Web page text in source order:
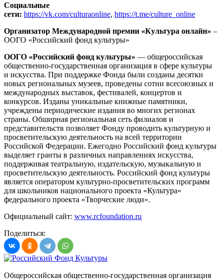
Социальные
сети: https://vk.com/culturaonline, https://t.me/culture_online
Организатор Международной премии «Культура онлайн» –
ООГО «Российский фонд культуры»
ООГО «Российский фонд культуры» — общероссийская
общественно-государственная организация в сфере культуры
и искусства. При поддержке Фонда были созданы десятки
новых региональных музеев, проведены сотни всесоюзных и
международных выставок, фестивалей, концертов и
конкурсов. Изданы уникальные книжные памятники,
учреждены периодические издания во многих регионах
страны. Обширная региональная сеть филиалов и
представительств позволяет Фонду проводить культурную и
просветительскую деятельность на всей территории
Российской Федерации. Ежегодно Российский фонд культуры
выделяет гранты в различных направлениях искусства,
поддерживая театральную, издательскую, музыкальную и
просветительскую деятельность. Российский фонд культуры
является оператором культурно-просветительских программ
для школьников национального проекта «Культура»
федерального проекта «Творческие люди».
Официальный сайт: www.rcfoundation.ru
Поделиться:
Общероссийская общественно-государственная организация